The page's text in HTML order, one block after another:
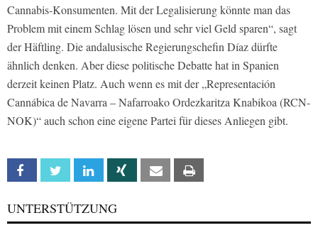
Cannabis-Konsumenten. Mit der Legalisierung könnte man das
Problem mit einem Schlag lösen und sehr viel Geld sparen“, sagt
der Häftling. Die andalusische Regierungschefin Díaz dürfte
ähnlich denken. Aber diese politische Debatte hat in Spanien
derzeit keinen Platz. Auch wenn es mit der „Representación
Cannábica de Navarra – Nafarroako Ordezkaritza Knabikoa (RCN-
NOK)“ auch schon eine eigene Partei für dieses Anliegen gibt.
Facebook Twitter Linkedin Xing Email
UNTERSTÜTZUNG